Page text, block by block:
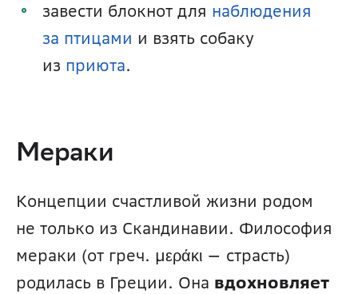
завести блокнот для наблюдения
за птицами и взять собаку
из приюта.
Мераки
Концепции счастливой жизни родом
не только из Скандинавии. Философия
мераки (от греч. μεράκι — страсть)
родилась в Греции. Она вдохновляет